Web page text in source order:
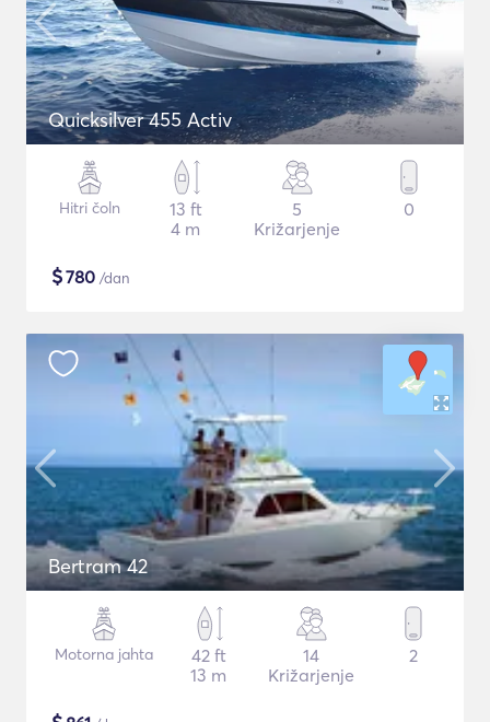
Quicksilver 455 Activ
Hitri čoln
13 ft
4 m
5
Križarjenje
0
$780 /dan
Bertram 42
Motorna jahta
42 ft
13 m
14
Križarjenje
2